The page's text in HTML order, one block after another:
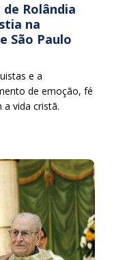
Rolândia
na
São Paulo
e a
de emoção, fé
vida cristã.